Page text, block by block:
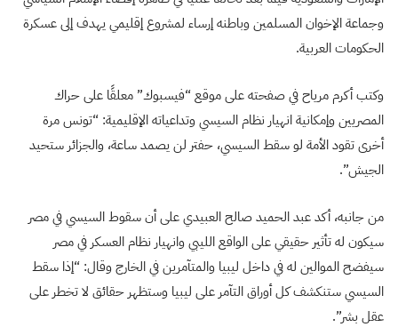
وجماعة الإخوان المسلمين وباطنه إرساء لمشروع إقليمي يهدف إلى عسكرة
الحكومات العربية.
وكتب أكرم مرياح في صفحته على موقع “فيسبوك” معلقًا على حراك
المصريين وإمكانية انهيار نظام السيسي وتداعياته الإقليمية: “تونس مرة
أخرى تقود الأمة لو سقط السيسي، حفتر لن يصمد ساعة، والجزائر ستحيد
الجيش”.
من جانبه، أكد عبد الحميد صالح العبيدي على أن سقوط السيسي في مصر
سيكون له تأثير حقيقي على الواقع الليبي وانهيار نظام العسكر في مصر
سيفضح الموالين له في داخل ليبيا والمتآمرين في الخارج وقال: “إذا سقط
السيسي ستنكشف كل أوراق التآمر على ليبيا وستظهر حقائق لا تخطر على
عقل بشر”.